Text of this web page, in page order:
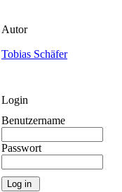
Autor
Tobias Schäfer
Login
Benutzername
Passwort